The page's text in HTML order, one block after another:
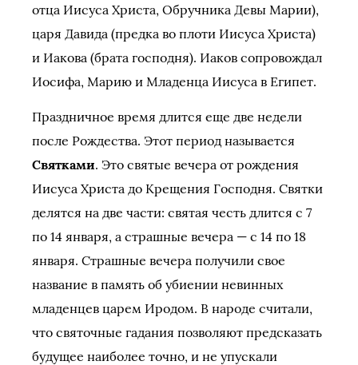
отца Иисуса Христа, Обручника Девы Марии),
царя Давида (предка во плоти Иисуса Христа)
и Иакова (брата господня). Иаков сопровождал
Иосифа, Марию и Младенца Иисуса в Египет.
Праздничное время длится еще две недели
после Рождества. Этот период называется
Святками. Это святые вечера от рождения
Иисуса Христа до Крещения Господня. Святки
делятся на две части: святая честь длится с 7
по 14 января, а страшные вечера — с 14 по 18
января. Страшные вечера получили свое
название в память об убиении невинных
младенцев царем Иродом. В народе считали,
что святочные гадания позволяют предсказать
будущее наиболее точно, и не упускали